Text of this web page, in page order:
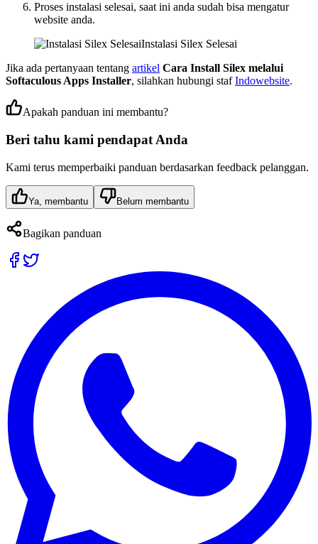
Proses instalasi selesai, saat ini anda sudah bisa mengatur
website anda.
Instalasi Silex Selesai
Jika ada pertanyaan tentang artikel Cara Install Silex melalui
Softaculous Apps Installer, silahkan hubungi stafIndowebsite.
Apakah panduan ini membantu?
Beri tahu kami pendapat Anda
Kami terus memperbaiki panduan berdasarkan feedback pelanggan.
Ya, membantu Belum membantu
Bagikan panduan